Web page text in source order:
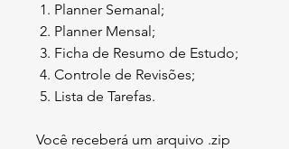
Planner Semanal;
Planner Mensal;
Ficha de Resumo de Estudo;
Controle de Revisões;
Lista de Tarefas.
Você receberá um arquivo .zip